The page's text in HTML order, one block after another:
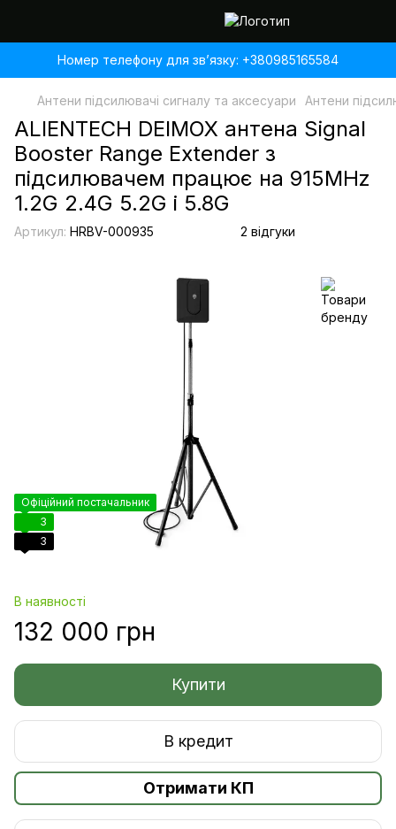
Номер телефону для звʼязку: +380985165584
Антени підсилювачі сигналу та аксесуари Антени
ALIENTECH DEIMOX антена Signal
Booster Range Extender з
підсилювачем працює на 915MHz
1.2G 2.4G 5.2G і 5.8G
Артикул: HRBV-000935 2 відгуки
Офіційний постачальник
3
3
В наявності
132 000 грн
Купити
В кредит
Отримати КП